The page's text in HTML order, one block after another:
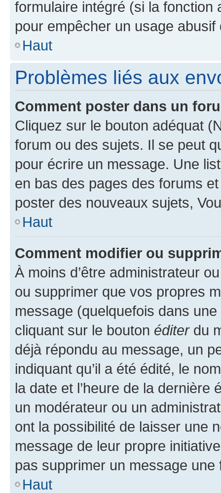
formulaire intégré (si la fonction
pour empêcher un usage
Haut
Problèmes liés aux
Comment poster dans un
Cliquez sur le bouton adéquat
forum ou des sujets. Il se peut
pour écrire un message. Une
en bas des pages des forums
poster des nouveaux sujets,
Haut
Comment modifier ou
À moins d’être administrateur
ou supprimer que vos propres
message (quelquefois dans
cliquant sur le bouton éditerdu
déjà répondu au message, un
indiquant qu’il a été édité, le
la date et l’heure de la dernière
un modérateur ou un
ont la possibilité de laisser une
message de leur propre
pas supprimer un message une
Haut